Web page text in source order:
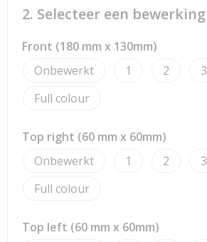
Trolleys
2. Selecteer een bewerking
Front (180 mm x 130mm)
Onbewerkt
1 2 3
Full colour
Top right (60 mm x 60mm)
Onbewerkt
1 2 3
Full colour
Top left (60 mm x 60mm)